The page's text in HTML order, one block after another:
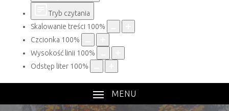
Tryb czytania
Skalowanie treści 100%
Czcionka 100%
Wysokość linii 100%
Odstęp liter 100%
MENU